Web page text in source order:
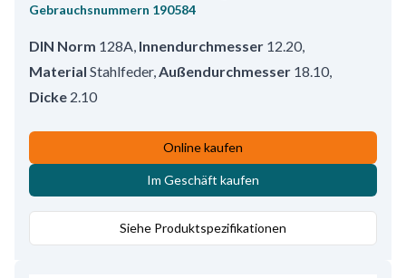
Gebrauchsnummern 190584
DIN Norm 128A, Innendurchmesser 12.20,
Material Stahlfeder,Außendurchmesser 18.10,
Dicke 2.10
Online kaufen
Im Geschäft kaufen
Siehe Produktspezifikationen